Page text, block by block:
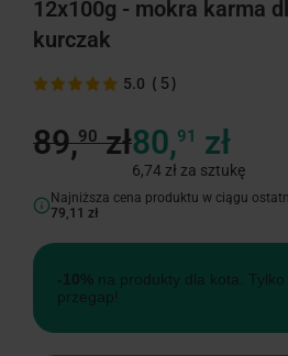
12x100g - mokra karma
kurczak
5.0 ( 5)
89,90zł80,91 zł
6,74 zł za sztukę
Najniższa cena produktu w ciągu
79,11 zł
-10% na produkty dla kota.
przegap!